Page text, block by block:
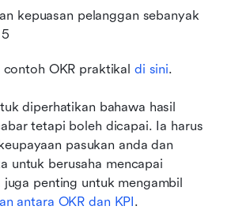
kepuasan pelanggan sebanyak
OKR praktikal di sini.
diperhatikan bahawa hasil
tetapi boleh dicapai. Ia harus
pasukan anda dan
untuk berusaha mencapai
juga penting untuk mengambil
antara OKR dan KPI.